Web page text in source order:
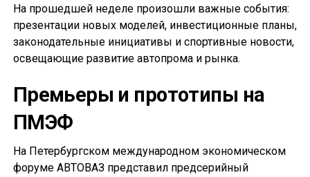
На прошедшей неделе произошли важные события:
презентации новых моделей, инвестиционные планы,
законодательные инициативы и спортивные новости,
освещающие развитие автопрома и рынка.
Премьеры и прототипы на
ПМЭФ
На Петербургском международном экономическом
форуме АВТОВАЗ представил предсерийный